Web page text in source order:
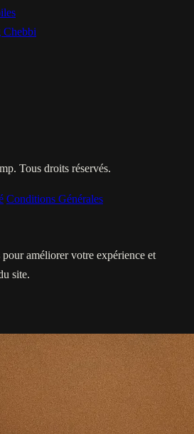
Chebbi
Tous droits réservés.
Conditions Générales
améliorer votre expérience et
site.